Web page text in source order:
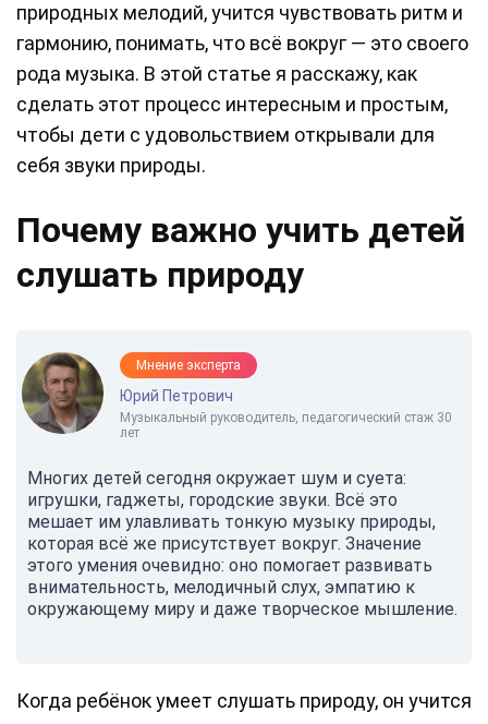
природных мелодий, учится чувствовать ритм и
гармонию, понимать, что всё вокруг — это своего
рода музыка. В этой статье я расскажу, как
сделать этот процесс интересным и простым,
чтобы дети с удовольствием открывали для
себя звуки природы.
Почему важно учить детей
слушать природу
Мнение эксперта
Юрий Петрович
Музыкальный руководитель, педагогический стаж 30
лет
Многих детей сегодня окружает шум и суета:
игрушки, гаджеты, городские звуки. Всё это
мешает им улавливать тонкую музыку природы,
которая всё же присутствует вокруг. Значение
этого умения очевидно: оно помогает развивать
внимательность, мелодичный слух, эмпатию к
окружающему миру и даже творческое мышление.
Когда ребёнок умеет слушать природу, он учится